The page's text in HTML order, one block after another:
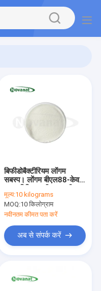
बिफीडोबैक्टीरियम लोंगम
सबस्प। लोंगम बीएल88-केवल
शाकाहारी/एलर्जेन मुक्त/ग्लूटेन
मुक्त/डेयरी मुक्त
मूल्य:10 kilograms
MOQ:10 किलोग्राम
नवीनतम कीमत पता करें
अब से संपर्क करें